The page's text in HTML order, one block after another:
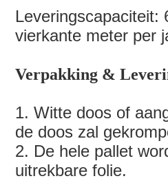
Leveringscapaciteit:
vierkante meter per
Verpakking &
1. Witte doos of
de doos zal
2. De hele pallet
uitrekbare folie.